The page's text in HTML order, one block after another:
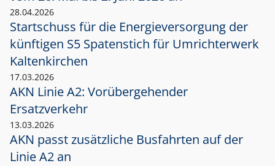
28.04.2026
Startschuss für die Energieversorgung der
künftigen S5 Spatenstich für Umrichterwerk
Kaltenkirchen
17.03.2026
AKN Linie A2: Vorübergehender
Ersatzverkehr
13.03.2026
AKN passt zusätzliche Busfahrten auf der
Linie A2 an